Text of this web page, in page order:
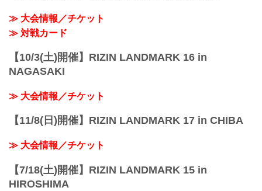
≫ 大会情報／チケット
≫ 対戦カード
【10/3(土)開催】RIZIN LANDMARK 16 in
NAGASAKI
≫ 大会情報／チケット
【11/8(日)開催】RIZIN LANDMARK 17 in CHIBA
≫ 大会情報／チケット
【7/18(土)開催】RIZIN LANDMARK 15 in
HIROSHIMA